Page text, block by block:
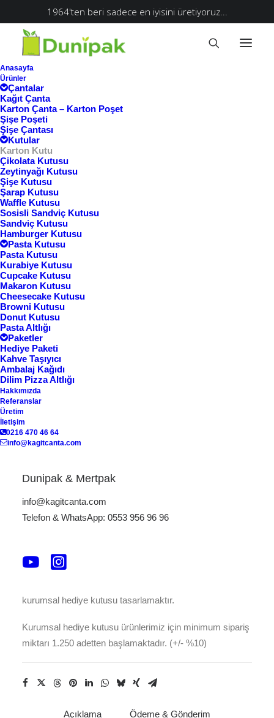
1964'ten beri sadece en iyisini üretiyoruz...
Anasayfa
Ürünler
Çantalar
Kağıt Çanta
Karton Çanta – Karton Poşet
Şişe Poşeti
Şişe Çantası
Kutular
Karton Kutu
Çikolata Kutusu
Zeytinyağı Kutusu
Şişe Kutusu
Şarap Kutusu
Waffle Kutusu
Sosisli Sandviç Kutusu
Sandviç Kutusu
Hamburger Kutusu
Pasta Kutusu
Pasta Kutusu
Kurabiye Kutusu
Cupcake Kutusu
Makaron Kutusu
Cheesecake Kutusu
Browni Kutusu
Donut Kutusu
Pasta Altlığı
Paketler
Hediye Paketi
Kahve Taşıyıcı
Ambalaj Kağıdı
Dilim Pizza Altlığı
Hakkımızda
Referanslar
Üretim
İletişim
0216 470 46 64
info@kagitcanta.com
Dunipak & Mertpak
info@kagitcanta.com
Telefon & WhatsApp: 0553 956 96 96
Ana Sayfa
Kurumsal Hediye Kutusu KK:56
Bir kurumsal hediye kutusu, sıradan bir karton kutu değil,
gösteren stratejik bir pazarlama aracıdır. Dunipak olarak
bizim amacımız, markanızı hatırlatacak ve o “size özel
kurumsal hediye kutusu tasarlamaktır.
Kurumsal hediye kutusu ürünlerimiz için minimum sipariş
miktarı 1.250 adetten başlamaktadır. (+/- %10)
Açıklama Ödeme & Gönderim